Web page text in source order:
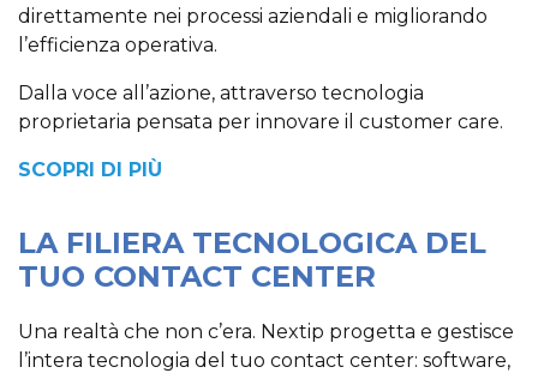
direttamente nei processi aziendali e migliorando
l’efficienza operativa.
Dalla voce all’azione, attraverso tecnologia
proprietaria pensata per innovare il customer care.
SCOPRI DI PIÙ
LA FILIERA TECNOLOGICA DEL
TUO CONTACT CENTER
Una realtà che non c’era. Nextip progetta e gestisce
l’intera tecnologia del tuo contact center: software,